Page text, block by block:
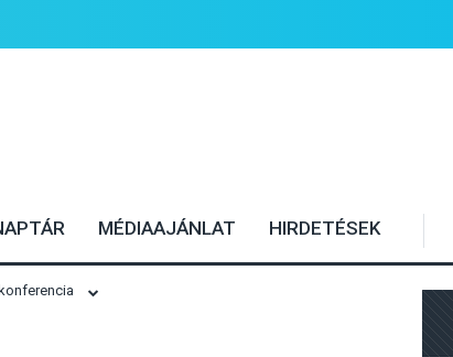
MÉDIAAJÁNLAT HIRDETÉSEK